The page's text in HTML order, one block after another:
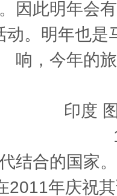
因此明年会
动。明年也
响，今年的
印度
结合的国家
2011年庆祝